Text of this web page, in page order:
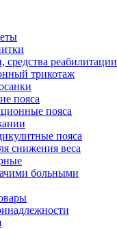
средства реабилитации
трикотаж
пояса
пояса
пояса
снижения веса
больными